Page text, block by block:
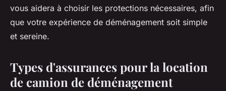
vous aidera à choisir les protections nécessaires, afin
que votre expérience de déménagement soit simple
et sereine.
Types d'assurances pour la location
de camion de déménagement